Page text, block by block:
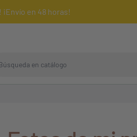
en 48 horas!